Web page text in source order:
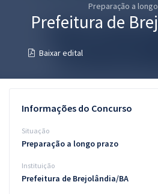
Conteúdo gratuito
Preparação a
Prefeitura de
Baixar edital
Informações do Concurso
Situação
Preparação a longo prazo
Instituição
Prefeitura de Brejolândia/BA